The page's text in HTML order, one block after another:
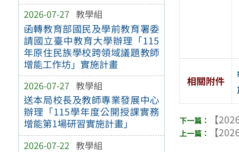
2026-07-27 教學組
函轉教育部國民及學前教育署委
請國立臺中教育大學辦理「115
年原住民族學校跨領域議題教師
增能工作坊」實施計畫
2026-07-27 教學組
送本局校長及教師專業發展中心
辦理「115學年度公開授課實務
增能第1場研習實施計畫」
2026-07-22 教學組
相關附件
【
【